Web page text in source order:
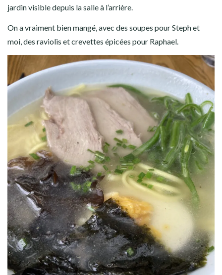
jardin visible depuis la salle à l’arrière.
On a vraiment bien mangé, avec des soupes pour Steph et
moi, des raviolis et crevettes épicées pour Raphael.